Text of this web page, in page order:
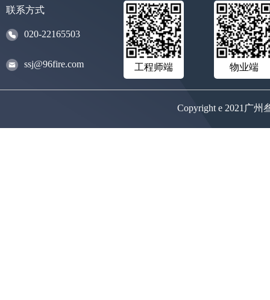
联系方式
020-22165503
ssj@96fire.com 工程师端 物业端
Copyright e 2021广州